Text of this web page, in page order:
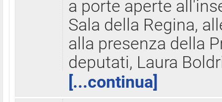
a porte aperte
Sala della Regina,
alla presenza della
deputati, Laura
[...continua]